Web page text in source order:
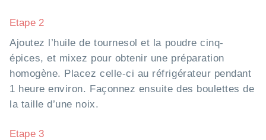
Etape 2
Ajoutez l’huile de tournesol et la poudre cinq-
épices, et mixez pour obtenir une préparation
homogène. Placez celle-ci au réfrigérateur pendant
1 heure environ. Façonnez ensuite des boulettes de
la taille d’une noix.
Etape 3